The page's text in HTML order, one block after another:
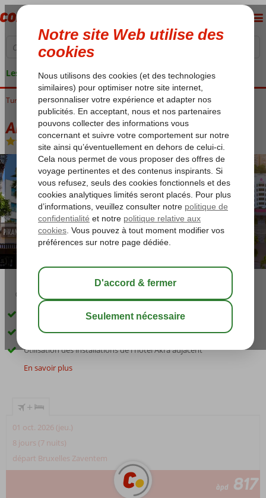
Les garanties de vacances
Turquie Riviera Turque Antalya Antalya - Centre Ville Akra-V Hotel
Akra-V Hotel
Logement-Hôtel
03:45 sauver
À environ 2 km d'Antalya
Utilisation des installations de l'hôtel Akra adjacent
En savoir plus
+
01 oct. 2026 (jeu.)
8 jours (7 nuits)
départ Bruxelles Zaventem
àpd 817